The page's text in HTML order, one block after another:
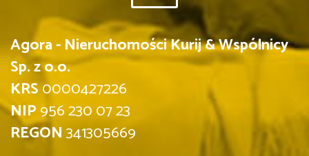
Agora - Nieruchomości Kurij & Wspólnicy
Sp. z o.o.
KRS0000427226
NIP956 230 07 23
REGON341305669